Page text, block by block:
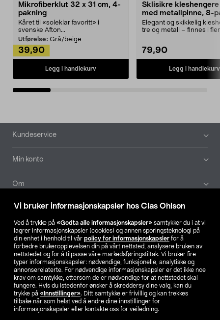
Vi bruker informasjonskapsler hos Clas Ohlson
Ved å trykke på «Godta alle informasjonskapsler» samtykker du i at vi
lagrer informasjonskapsler (cookies) og annen sporingsteknologi på
din enhet i henhold til vår policy for informasjonskapsler for å
forbedre brukeropplevelsen din på vårt nettsted, analysere bruken av
nettstedet og for å tilpasse våre markedsføringstiltak. Vi bruker fire
typer informasjonskapsler: nødvendige, funksjonelle, analytiske og
annonserelaterte. For nødvendige informasjonskapsler er det ikke noe
krav om samtykke, ettersom de er nødvendige for at nettstedet skal
fungere. Hvis du istedenfor ønsker å skreddersy dine valg, kan du
trykke på «Innstillinger». Ditt samtykke er frivillig og kan trekkes
tilbake når som helst ved å endre dine innstillinger for
informasjonskapsler eller kontakte oss for veiledning.
Mikrofiberklut 32 x 31 cm, 4-
pakning
Kåret til «soleklar favoritt» i
svenske Afton...
Utførelse: Grå/beige
39,90
Legg i handlekurv
Sklisikre
med metallpinne, 8-
Elegant og skikkelig
tre og metall – finnes i
79,90
Legg i handlekurv
Bunntekst
Kundeservice
Min konto
Om
Aktuelt
Våre selskaper
Finn din butikk
SE NO FI